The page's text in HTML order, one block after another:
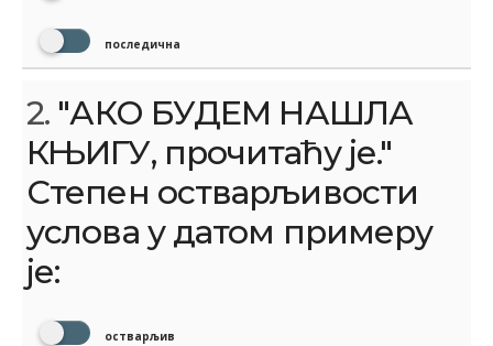
последична
2. "АКО БУДЕМ НАШЛА
КЊИГУ, прочитаћу је."
Степен остварљивости
услова у датом примеру
је:
остварљив